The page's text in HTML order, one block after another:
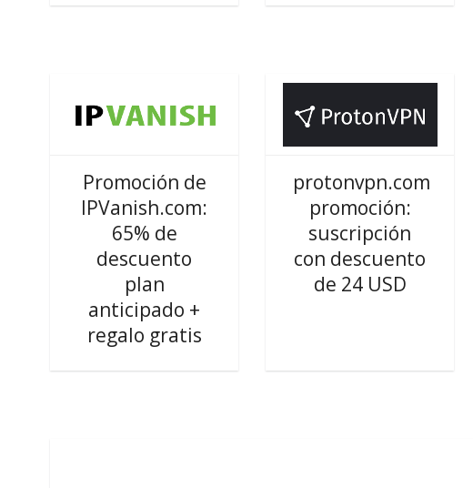
Promoción de
IPVanish.com:
65% de
descuento
plan
anticipado +
regalo gratis
protonvpn.com
promoción:
suscripción
con descuento
de 24 USD